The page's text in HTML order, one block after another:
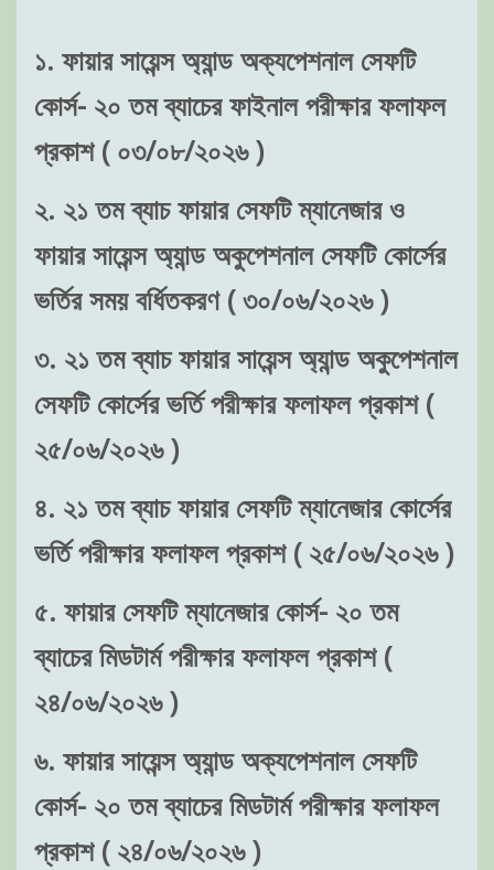
১. ফায়ার সায়েন্স অ্যান্ড অক্যপেশনাল সেফটি
কোর্স- ২০ তম ব্যাচের ফাইনাল পরীক্ষার ফলাফল
প্রকাশ ( ০৩/০৮/২০২৬ )
২. ২১ তম ব্যাচ ফায়ার সেফটি ম্যানেজার ও
ফায়ার সায়েন্স অ্যান্ড অকুপেশনাল সেফটি কোর্সের
ভর্তির সময় বর্ধিতকরণ ( ৩০/০৬/২০২৬ )
৩. ২১ তম ব্যাচ ফায়ার সায়েন্স অ্যান্ড অকুপেশনাল
সেফটি কোর্সের ভর্তি পরীক্ষার ফলাফল প্রকাশ (
২৫/০৬/২০২৬ )
৪. ২১ তম ব্যাচ ফায়ার সেফটি ম্যানেজার কোর্সের
ভর্তি পরীক্ষার ফলাফল প্রকাশ ( ২৫/০৬/২০২৬ )
৫. ফায়ার সেফটি ম্যানেজার কোর্স- ২০ তম
ব্যাচের মিডটার্ম পরীক্ষার ফলাফল প্রকাশ (
২৪/০৬/২০২৬ )
৬. ফায়ার সায়েন্স অ্যান্ড অক্যপেশনাল সেফটি
কোর্স- ২০ তম ব্যাচের মিডটার্ম পরীক্ষার ফলাফল
প্রকাশ ( ২৪/০৬/২০২৬ )